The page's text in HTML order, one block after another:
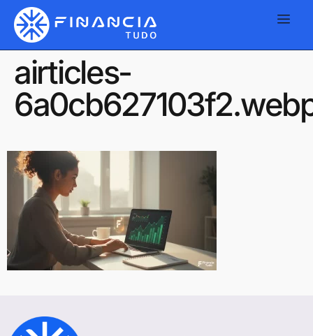
airticles-